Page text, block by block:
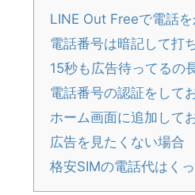
LINE Out Freeで電話
電話番号は暗記して打
15秒も広告待ってるの
電話番号の認証をして
ホーム画面に追加して
広告を見たくない場合
格安SIMの電話代はく